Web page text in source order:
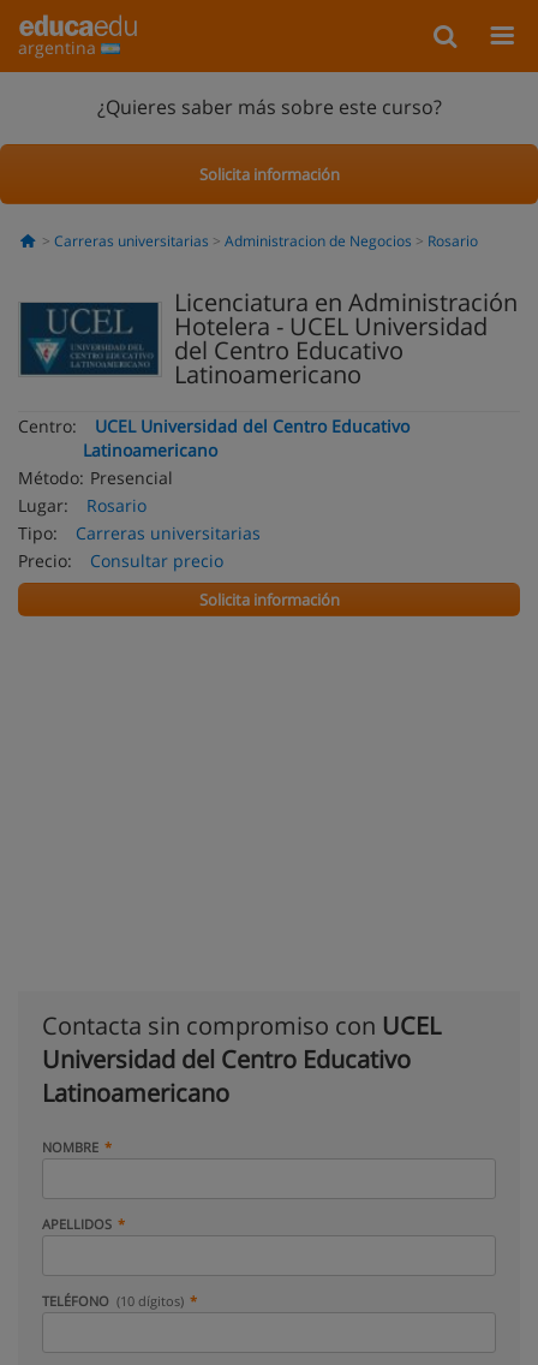
argentina
¿Quieres saber más sobre este curso?
Solicita información
Carreras universitarias Administracion de Negocios Rosario
Licenciatura en Administración
Hotelera - UCEL Universidad
del Centro Educativo
Latinoamericano
Centro:
UCEL Universidad del Centro Educativo
Latinoamericano
Método: Presencial
Lugar:
Rosario
Tipo:
Carreras universitarias
Precio:
Consultar precio
Solicita información
Contacta sin compromiso con UCEL
Universidad del Centro Educativo
Latinoamericano
NOMBRE
APELLIDOS
TELÉFONO (10 dígitos)